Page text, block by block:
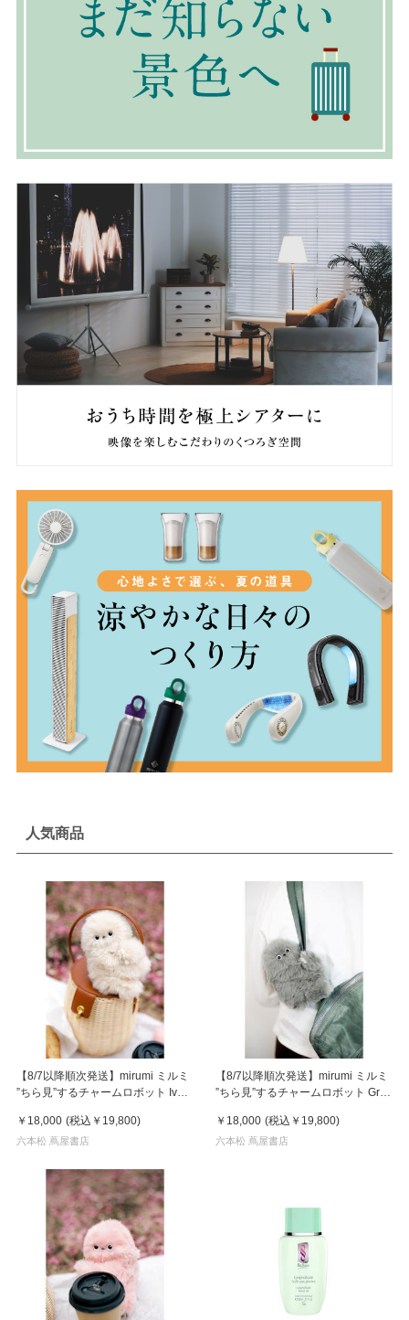
人気商品
【8/7以降順次発送】mirumi ミルミ
”ちら見”するチャームロボット Ivory
￥18,000 (税込 ￥19,800)
六本松 蔦屋書店
【8/7以降順次発送】mirumi ミルミ
”ちら見”するチャームロボット Gray
￥18,000 (税込 ￥19,800)
六本松 蔦屋書店